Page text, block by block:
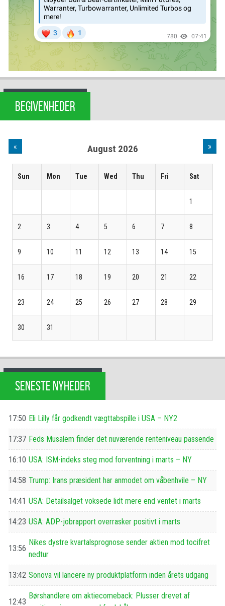
BEGIVENHEDER
« August 2026 »
Sun Mon Tue Wed Thu Fri Sat
1
2 3 4 5 6 7 8
9 10 11 12 13 14 15
16 17 18 19 20 21 22
23 24 25 26 27 28 29
30 31
SENESTE NYHEDER
17:50 Eli Lilly får godkendt vægttabspille i USA – NY2
17:37 Feds Musalem finder det nuværende renteniveau passende
16:10 USA: ISM-indeks steg mod forventning i marts – NY
14:58 Trump: Irans præsident har anmodet om våbenhvile – NY
14:41 USA: Detailsalget voksede lidt mere end ventet i marts
14:23 USA: ADP-jobrapport overrasker positivt i marts
13:56
Nikes dystre kvartalsprognose sender aktien mod tocifret
nedtur
13:42 Sonova vil lancere ny produktplatform inden årets udgang
12:43
Børshandlere om aktiecomeback: Plusser drevet af